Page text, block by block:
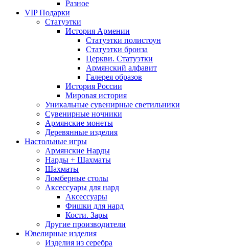
Разное
VIP Подарки
Статуэтки
История Армении
Статуэтки полистоун
Статуэтки бронза
Церкви. Статуэтки
Армянский алфавит
Галерея образов
История России
Мировая история
Уникальные сувенирные светильники
Сувенирные ночники
Армянские монеты
Деревянные изделия
Настольные игры
Армянские Нарды
Нарды + Шахматы
Шахматы
Ломберные столы
Аксессуары для нард
Аксессуары
Фишки для нард
Кости. Зары
Другие производители
Ювелирные изделия
Изделия из серебра